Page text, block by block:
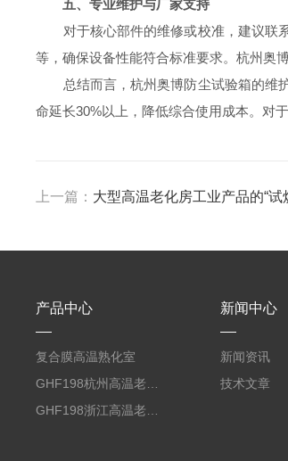
五、专业维护与厂家支持
对于核心部件的维修或校准，建议联系
等，确保设备性能符合标准要求。杭州奥
总结而言，杭州奥博防尘试验箱的维护
命延长30%以上，降低综合使用成本。对
上一篇： 大型高温老化房工业产品的“试
产品中心
复合膜高温熟化室
新闻中心
新闻资讯
技术文章